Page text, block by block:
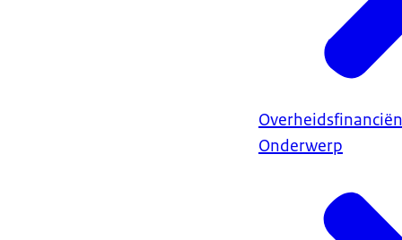
Overheidsfinanciën
Onderwerp